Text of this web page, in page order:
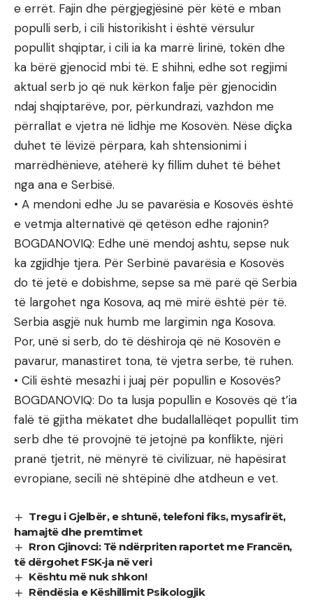
e errët. Fajin dhe përgjegjësinë për këtë e mban
populli serb, i cili historikisht i është vërsulur
popullit shqiptar, i cili ia ka marrë lirinë, tokën dhe
ka bërë gjenocid mbi të. E shihni, edhe sot regjimi
aktual serb jo që nuk kërkon falje për gjenocidin
ndaj shqiptarëve, por, përkundrazi, vazhdon me
përrallat e vjetra në lidhje me Kosovën. Nëse diçka
duhet të lëvizë përpara, kah shtensionimi i
marrëdhënieve, atëherë ky fillim duhet të bëhet
nga ana e Serbisë.
• A mendoni edhe Ju se pavarësia e Kosovës është
e vetmja alternativë që qetëson edhe rajonin?
BOGDANOVIQ: Edhe unë mendoj ashtu, sepse nuk
ka zgjidhje tjera. Për Serbinë pavarësia e Kosovës
do të jetë e dobishme, sepse sa më parë që Serbia
të largohet nga Kosova, aq më mirë është për të.
Serbia asgjë nuk humb me largimin nga Kosova.
Por, unë si serb, do të dëshiroja që në Kosovën e
pavarur, manastiret tona, të vjetra serbe, të ruhen.
• Cili është mesazhi i juaj për popullin e Kosovës?
BOGDANOVIQ: Do ta lusja popullin e Kosovës që t’ia
falë të gjitha mëkatet dhe budallallëqet popullit tim
serb dhe të provojnë të jetojnë pa konflikte, njëri
pranë tjetrit, në mënyrë të civilizuar, në hapësirat
evropiane, secili në shtëpinë dhe atdheun e vet.
Tregu i Gjelbër, e shtunë, telefoni fiks, mysafirët,
hamajtë dhe premtimet
Rron Gjinovci: Të ndërpriten raportet me Francën,
të dërgohet FSK-ja në veri
Kështu më nuk shkon!
Rëndësia e Këshillimit Psikologjik